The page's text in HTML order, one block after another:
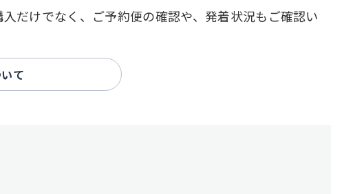
だけでなく、ご予約便の確認や、発着状況もご確認い
て